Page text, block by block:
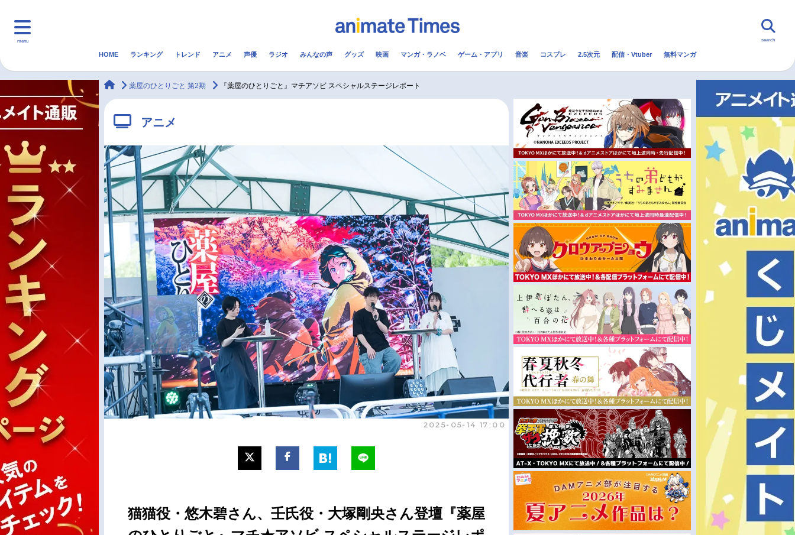
menu
マンガ・ラノベ ゲーム・アプリ 配信・Vtuber トレンド 無料マンガ
最新記事一覧
アニメ記事一覧
声優記事一覧 男性声優/女性声優一覧
今期アニメ曜日別一覧
夏アニメ
秋アニメ
冬アニメ
FOLLOW US
search
HOME ランキング トレンド アニメ 声優 ラジオ みんなの声 グッズ 映画 マンガ・ラノベ ゲーム・アプリ 音楽 コスプレ 2.5次元 配信・Vtuber 無料マンガ
animateTimes
薬屋のひとりごと 第2期 『薬屋のひとりごと』マチアソビ スペシャルステージレポート
アニメ
2025-05-14 17:00
猫猫役・悠木碧さん、壬氏役・大塚剛央さん登壇『薬屋